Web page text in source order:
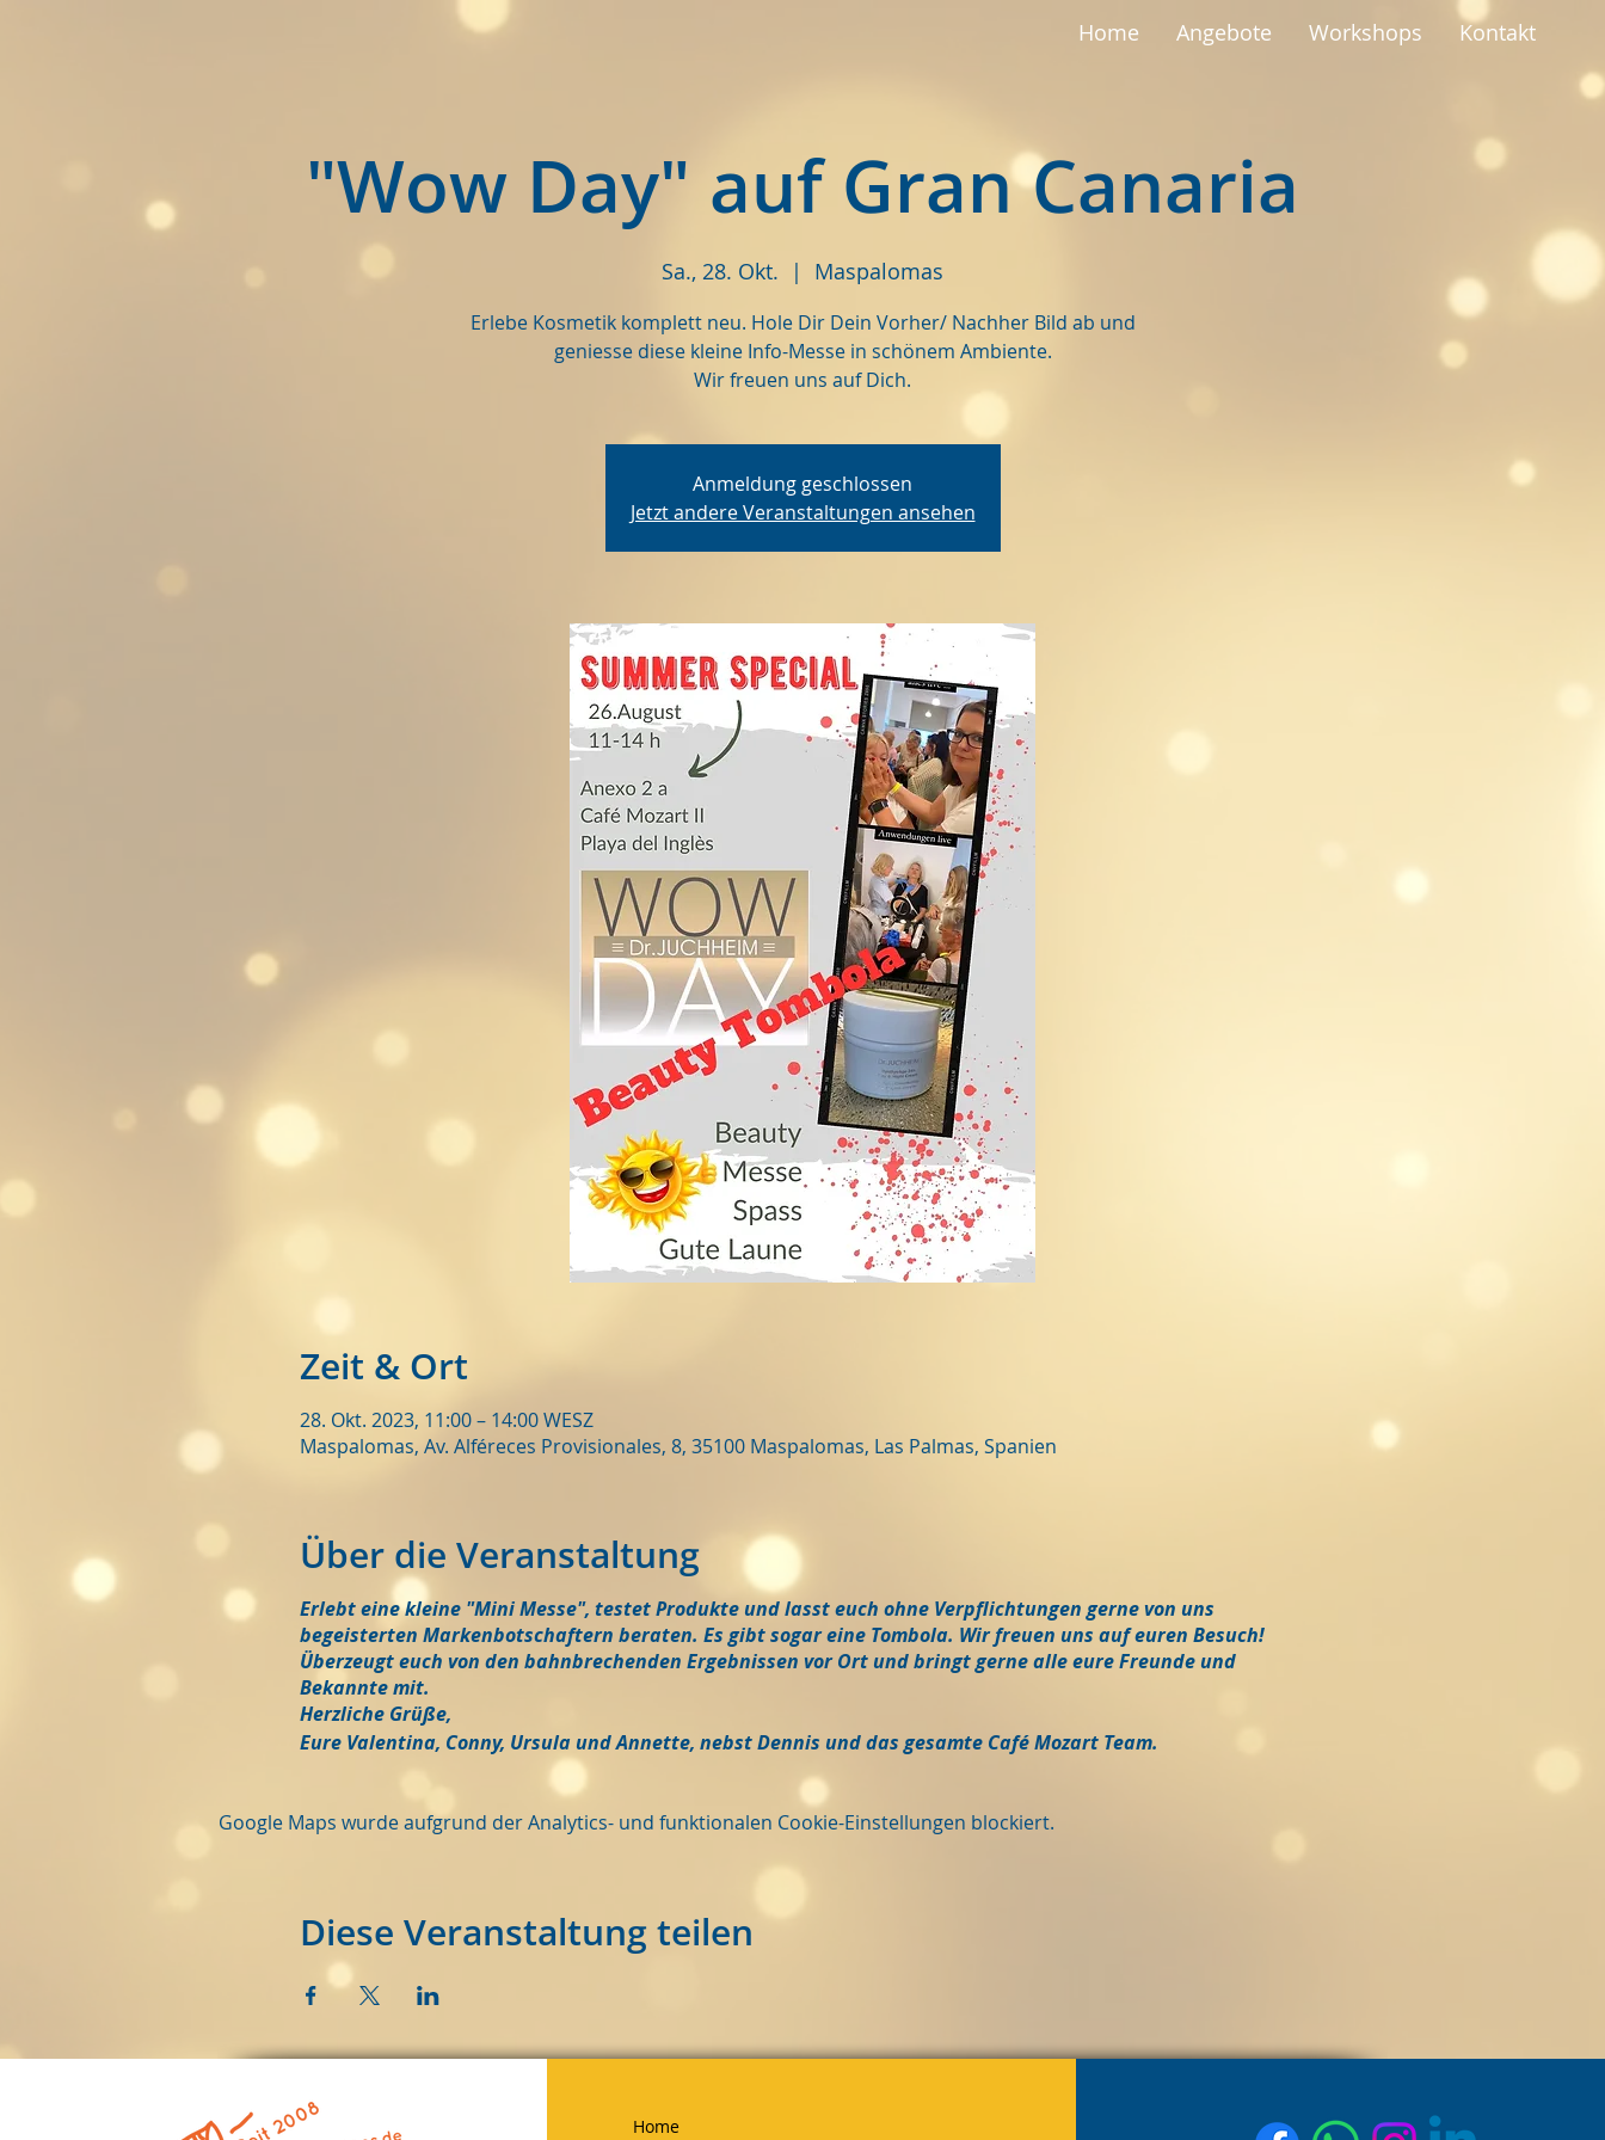
Home Angebote Workshops Kontakt
"Wow Day" auf Gran Canaria
Sa., 28. Okt.
  |
Maspalomas
Erlebe Kosmetik komplett neu. Hole Dir Dein Vorher/ Nachher Bild ab und
geniesse diese kleine Info-Messe in schönem Ambiente.
Wir freuen uns auf Dich.
Anmeldung geschlossen
Jetzt andere Veranstaltungen ansehen
Zeit & Ort
28. Okt. 2023, 11:00 – 14:00 WESZ
Maspalomas, Av. Alféreces Provisionales, 8, 35100 Maspalomas, Las Palmas, Spanien
Über die Veranstaltung
Erlebt eine kleine "Mini Messe", testet Produkte und lasst euch ohne Verpflichtungen gerne von uns
begeisterten Markenbotschaftern beraten. Es gibt sogar eine Tombola. Wir freuen uns auf euren Besuch!
Überzeugt euch von den bahnbrechenden Ergebnissen vor Ort und bringt gerne alle eure Freunde und
Bekannte mit.
Herzliche Grüße,
Eure Valentina, Conny, Ursula und Annette, nebst Dennis und das gesamte Café Mozart Team.
Google Maps wurde aufgrund der Analytics- und funktionalen Cookie-Einstellungen blockiert.
Diese Veranstaltung teilen
Home